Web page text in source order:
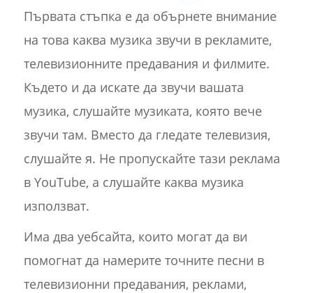
Първата стъпка е да обърнете внимание
на това каква музика звучи в рекламите,
телевизионните предавания и филмите.
Където и да искате да звучи вашата
музика, слушайте музиката, която вече
звучи там. Вместо да гледате телевизия,
слушайте я. Не пропускайте тази реклама
в YouTube, а слушайте каква музика
използват.
Има два уебсайта, които могат да ви
помогнат да намерите точните песни в
телевизионни предавания, реклами,